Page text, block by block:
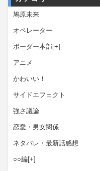
鳩原未来
オペレーター
ボーダー本部[+]
アニメ
かわいい！
サイドエフェクト
強さ議論
恋愛・男女関係
ネタバレ・最新話感想
○○編[+]